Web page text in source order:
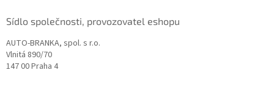
Sídlo společnosti, provozovatel eshopu
AUTO-BRANKA, spol. s r.o.
Vlnitá 890/70
147 00 Praha 4